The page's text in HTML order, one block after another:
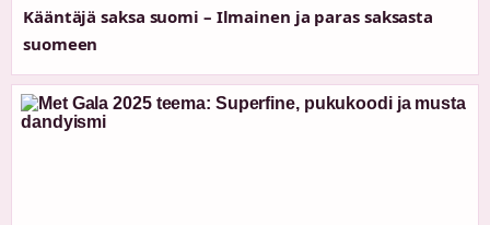
Kääntäjä saksa suomi – Ilmainen ja paras saksasta
suomeen